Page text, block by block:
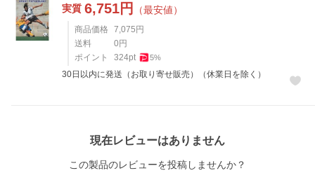
実質 6,751円 （最安値）
商品価格 7,075 円
送料
0 円
ポイント
324pt 5%
30日以内に発送（お取り寄せ販売）（休業日を除く）
現在レビューはありません
この製品のレビューを投稿しませんか？